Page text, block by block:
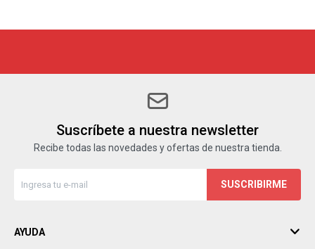
Suscríbete a nuestra newsletter
Recibe todas las novedades y ofertas de nuestra tienda.
SUSCRIBIRME
AYUDA